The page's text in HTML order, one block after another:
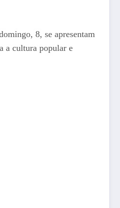
8, se apresentam
a cultura popular e